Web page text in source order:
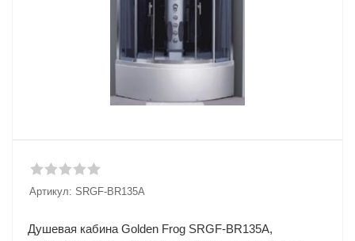
Артикул: SRGF-BR135A
Душевая кабина Golden Frog SRGF-BR135A,